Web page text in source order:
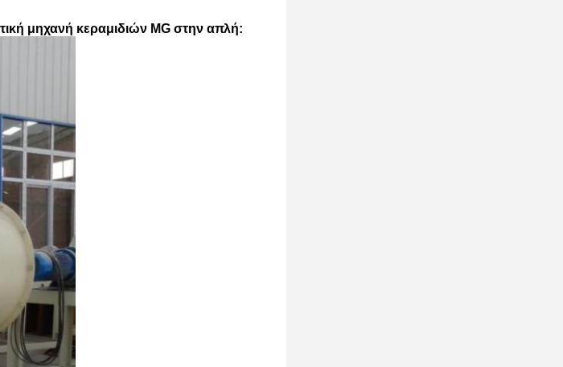
μηχανή κεραμιδιών MG στην απλή: